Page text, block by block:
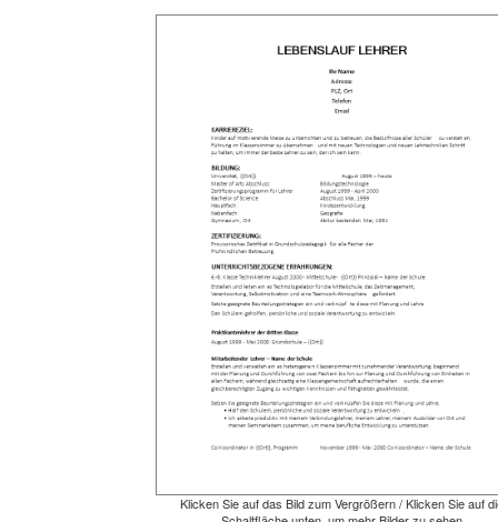
Klicken Sie auf das Bild zum Vergrößern / Klicken Sie auf